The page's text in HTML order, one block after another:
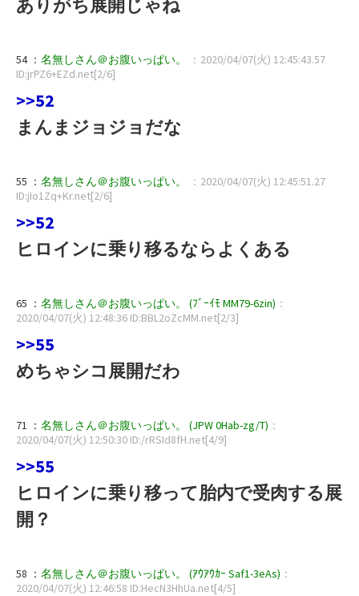
54 ： 名無しさん＠お腹いっぱい。
：2020/04/07(火) 12:45:43.57
ID:jrPZ6+EZd.net[2/6]
>>52
まんまジョジョだな
55 ： 名無しさん＠お腹いっぱい。
：2020/04/07(火) 12:45:51.27
ID:jIo1Zq+Kr.net[2/6]
>>52
ヒロインに乗り移るならよくある
65 ： 名無しさん＠お腹いっぱい。 (ﾌﾞｰｲﾓ MM79-6zin) ：
2020/04/07(火) 12:48:36 ID:BBL2oZcMM.net[2/3]
>>55
めちゃシコ展開だわ
71 ： 名無しさん＠お腹いっぱい。 (JPW 0Hab-zg/T) ：
2020/04/07(火) 12:50:30 ID:/rRSId8fH.net[4/9]
>>55
ヒロインに乗り移って胎内で受肉する展
開？
58 ： 名無しさん＠お腹いっぱい。 (ｱｳｱｳｶｰ Saf1-3eAs) ：
2020/04/07(火) 12:46:58 ID:HecN3HhUa.net[4/5]